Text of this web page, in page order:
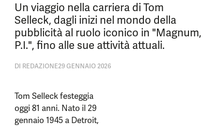
Un viaggio nella carriera di Tom
Selleck, dagli inizi nel mondo della
pubblicità al ruolo iconico in "Magnum,
P.I.", fino alle sue attività attuali.
DI REDAZIONE29 GENNAIO 2026
Tom Selleck festeggia
oggi 81 anni. Nato il 29
gennaio 1945 a Detroit,